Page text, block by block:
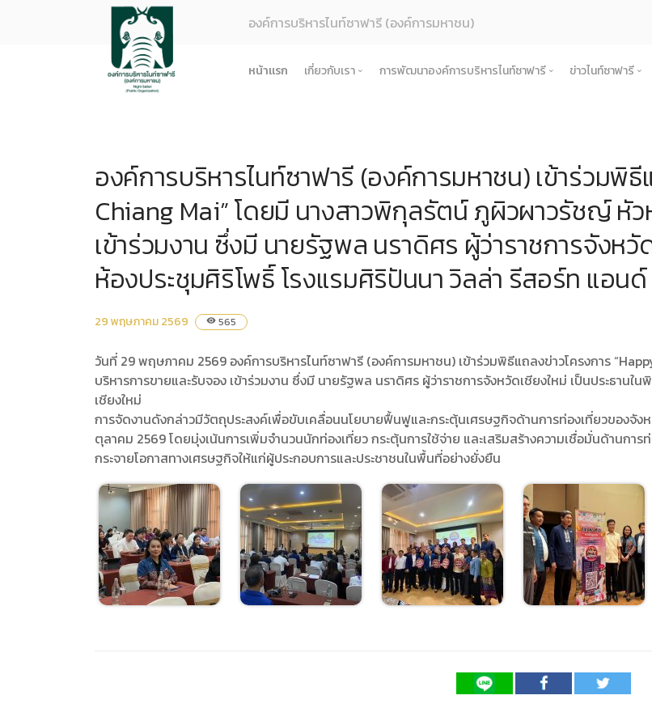
องค์การบริหารไนท์ซาฟารี (องค์การมหาชน)
หน้าแรก เกี่ยวกับเรา
บทบาทและอำนาจหน้าที่ตาม
ปรัชญาขององค์กร
นโยบายการกํากับดูแลกิจกา
สมุดสามมิติ เศรษฐกิจ สังค
แผนการดำเนินงานประจำปี
พระราชกฤษฎีกา / พระรา
คำแถลงทิศทาง
โครงสร้างองค์กร
โครงสร้างและกรอบอัตราก
คณะกรรมการองค์การบริหา
คณะอนุกรรมการ
คณะผู้บริหารองค์การบริหา
หน่วยงานในสังกัด
รายงานผลการดำเนินงานปร
รายงานการกำกับติดตามกา
แผนการประเมินความเสี่ยงก
ธรรมาภิบาลองค์กร
คำรับรองการปฏิบัติงาน
นโยบายการกํากับดูแลกิจกา
ประมวลจริยธรรมองค์กร
ข้อมูลสำคัญขององค์กร
การจัดซื้อจัดจ้างหรือการจัดหาพัสดุประจำปี
ข้อบังคับ ระเบียบ ประกาศขององค์กร
ข้อบังคับ
ระเบียบสำนักงาน
หลักเกณฑ์การบริหารและพั
รายงานผลการเผยแพร่ข้อ
คู่มือหรือแนวทางการให้บริ
รายงานผลการสำรวจความ
การดำเนินการตามนโยบายแ
รายงานผลการบริหารและ
การเปิดเผยข้อมูลสาธารณะขององค์กร พ.ศ. 2569
การนำข้อมูลไปใช้ประโยชน์ (Open Data)
นโยบายขององค์การ
การพัฒนาองค์การบริหารไนท์ซาฟารี
การเชื่อมโยงในพื้นที่
แผนการดำเ
หลักเกณฑ์ก
เครือข่ายการท่องเที่ยว
โครงการ
การดำเนินการ
กิจกรรมชุมชนในพื้นที่รอบข้าง
ข้อตกลงความร่วมมือ (MOU)
ข่าวไนท์ซาฟารี
ข่าวองค์กร
ข่าวสมัครงาน
ช่องทางรับฟั
องค์การบริหารไนท์ซาฟารี (องค์การมหาชน) เข้าร่วมพิธี
Chiang Mai” โดยมี นางสาวพิกุลรัตน์ ภูผิวผาวรัชญ์ หั
เข้าร่วมงาน ซึ่งมี นายรัฐพล นราดิศร ผู้ว่าราชการจังหวั
ห้องประชุมศิริโพธิ์ โรงแรมศิริปันนา วิลล่า รีสอร์ท แอนด์
29 พฤษภาคม 2569 visibility 565
วันที่ 29 พฤษภาคม 2569 องค์การบริหารไนท์ซาฟารี (องค์การมหาชน) เข้าร่วมพิธีแถลงข่าวโครงการ
บริหารการขายและรับจอง เข้าร่วมงาน ซึ่งมี นายรัฐพล นราดิศร ผู้ว่าราชการจังหวัดเชียงใหม่ เป็นประธาน
เชียงใหม่
การจัดงานดังกล่าวมีวัตถุประสงค์เพื่อขับเคลื่อนนโยบายฟื้นฟูและกระตุ้นเศรษฐกิจด้านการท่องเที่ยวของจัง
ตุลาคม 2569 โดยมุ่งเน้นการเพิ่มจำนวนนักท่องเที่ยว กระตุ้นการใช้จ่าย และเสริมสร้างความเชื่อมั่นด้านการ
กระจายโอกาสทางเศรษฐกิจให้แก่ผู้ประกอบการและประชาชนในพื้นที่อย่างยั่งยืน